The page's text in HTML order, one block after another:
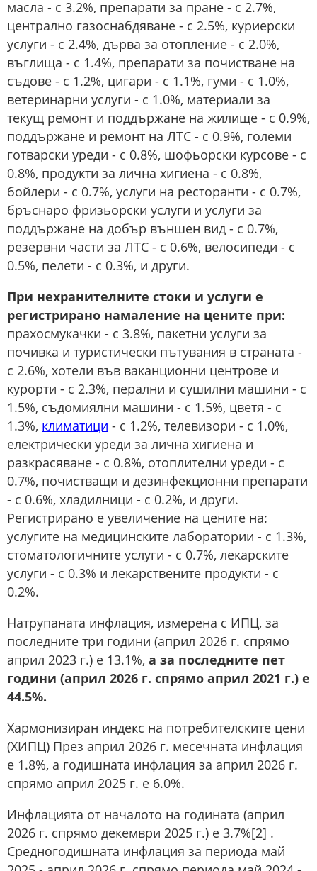
масла - с 3.2%, препарати за пране - с 2.7%,
централно газоснабдяване - с 2.5%, куриерски
услуги - с 2.4%, дърва за отопление - с 2.0%,
въглища - с 1.4%, препарати за почистване на
съдове - с 1.2%, цигари - с 1.1%, гуми - с 1.0%,
ветеринарни услуги - с 1.0%, материали за
текущ ремонт и поддържане на жилище - с 0.9%,
поддържане и ремонт на ЛТС - с 0.9%, големи
готварски уреди - с 0.8%, шофьорски курсове - с
0.8%, продукти за лична хигиена - с 0.8%,
бойлери - с 0.7%, услуги на ресторанти - с 0.7%,
бръснаро фризьорски услуги и услуги за
поддържане на добър външен вид - с 0.7%,
резервни части за ЛТС - с 0.6%, велосипеди - с
0.5%, пелети - с 0.3%, и други.
При нехранителните стоки и услуги е
регистрирано намаление на цените при:
прахосмукачки - с 3.8%, пакетни услуги за
почивка и туристически пътувания в страната -
с 2.6%, хотели във ваканционни центрове и
курорти - с 2.3%, перални и сушилни машини - с
1.5%, съдомиялни машини - с 1.5%, цветя - с
1.3%, климатици - с 1.2%, телевизори - с 1.0%,
електрически уреди за лична хигиена и
разкрасяване - с 0.8%, отоплителни уреди - с
0.7%, почистващи и дезинфекционни препарати
- с 0.6%, хладилници - с 0.2%, и други.
Регистрирано е увеличение на цените на:
услугите на медицинските лаборатории - с 1.3%,
стоматологичните услуги - с 0.7%, лекарските
услуги - с 0.3% и лекарствените продукти - с
0.2%.
Натрупаната инфлация, измерена с ИПЦ, за
последните три години (април 2026 г. спрямо
април 2023 г.) е 13.1%, а за последните пет
години (април 2026 г. спрямо април 2021 г.) е
44.5%.
Хармонизиран индекс на потребителските цени
(ХИПЦ) През април 2026 г. месечната инфлация
е 1.8%, а годишната инфлация за април 2026 г.
спрямо април 2025 г. е 6.0%.
Инфлацията от началото на годината (април
2026 г. спрямо декември 2025 г.) е 3.7%[2] .
Средногодишната инфлация за периода май